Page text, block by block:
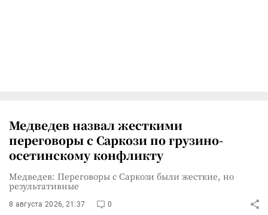
Медведев назвал жесткими
переговоры с Саркози по грузино-
осетинскому конфликту
Медведев: Переговоры с Саркози были жесткие, но
результативные
8 августа 2026, 21:37 0